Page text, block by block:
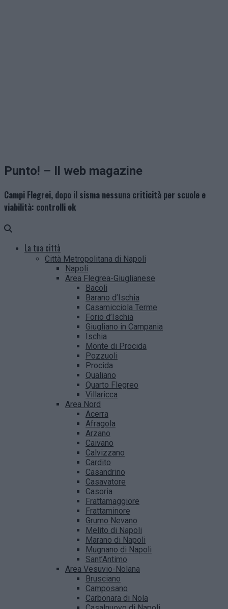
Punto! – Il web magazine
Campi Flegrei, dopo il sisma nessuna criticità per scuole e
viabilità: controlli ok
La tua città
Città Metropolitana di Napoli
Napoli
Area Flegrea-Giuglianese
Bacoli
Barano d’Ischia
Casamicciola Terme
Forio d’Ischia
Giugliano in Campania
Ischia
Monte di Procida
Pozzuoli
Procida
Qualiano
Quarto Flegreo
Villaricca
Area Nord
Acerra
Afragola
Arzano
Caivano
Calvizzano
Cardito
Casandrino
Casavatore
Casoria
Frattamaggiore
Frattaminore
Grumo Nevano
Melito di Napoli
Marano di Napoli
Mugnano di Napoli
Sant’Antimo
Area Vesuvio-Nolana
Brusciano
Camposano
Carbonara di Nola